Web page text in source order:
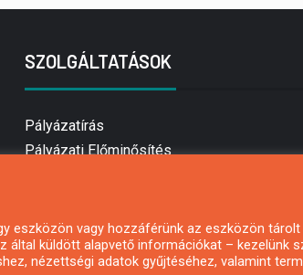
SZOLGÁLTATÁSOK
Pályázatírás
Pályázati Előminősítés
Mezőgazdasági pályázatírás
Pályázatírás magánszemélyeknek
eszközön vagy hozzáférünk az eszközön
küldött alapvető információkat – kezelünk
nézettségi adatok gyűjtéséhez, valamint